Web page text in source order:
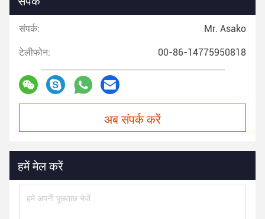
संपर्क: Mr. Asako
टेलीफोन: 00-86-14775950818
अब संपर्क करें
हमें मेल करें